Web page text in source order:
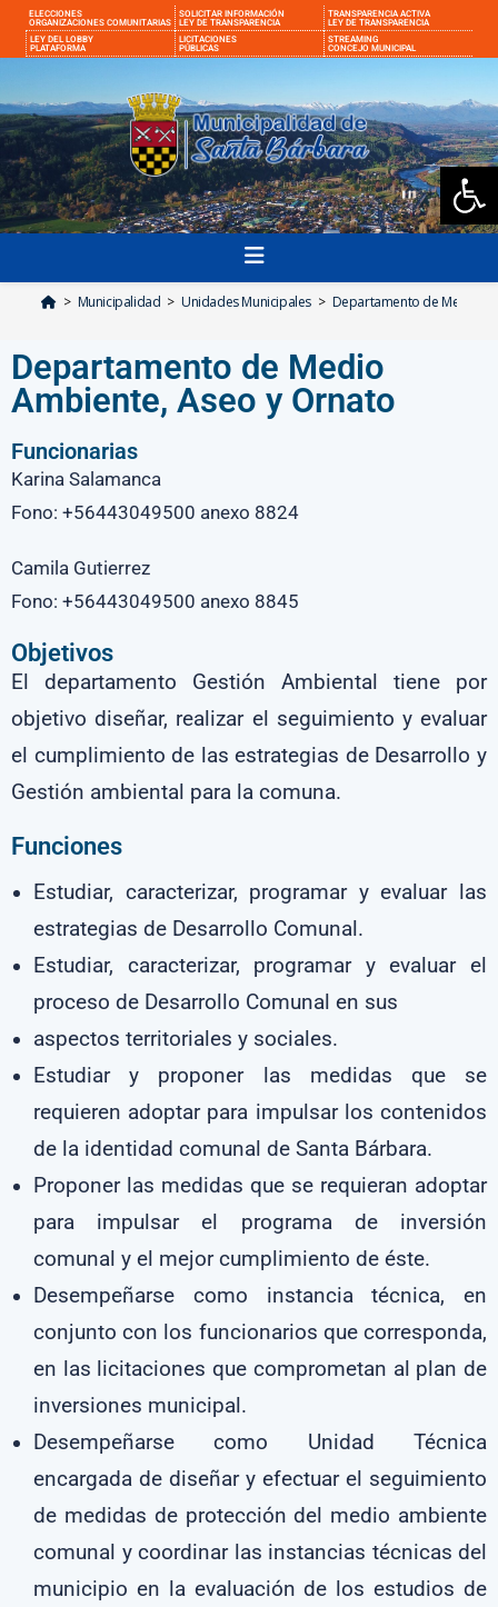
ELECCIONES
ORGANIZACIONES COMUNITARIAS
SOLICITAR INFORMACIÓN
LEY DE TRANSPARENCIA
TRANSPARENCIA ACTIVA
LEY DE TRANSPARENCIA
LEY DEL LOBBY
PLATAFORMA
LICITACIONES
PÚBLICAS
STREAMING
CONCEJO MUNICIPAL
> Municipalidad > Unidades Municipales > Departamento de Medio
Departamento de Medio
Ambiente, Aseo y Ornato
Funcionarias
Karina Salamanca
Fono: +56443049500 anexo 8824
Camila Gutierrez
Fono: +56443049500 anexo 8845
Objetivos
El departamento Gestión Ambiental tiene por
objetivo diseñar, realizar el seguimiento y evaluar
el cumplimiento de las estrategias de Desarrollo y
Gestión ambiental para la comuna.
Funciones
Estudiar, caracterizar, programar y evaluar las
estrategias de Desarrollo Comunal.
Estudiar, caracterizar, programar y evaluar el
proceso de Desarrollo Comunal en sus
aspectos territoriales y sociales.
Estudiar y proponer las medidas que se
requieren adoptar para impulsar los contenidos
de la identidad comunal de Santa Bárbara.
Proponer las medidas que se requieran adoptar
para impulsar el programa de inversión
comunal y el mejor cumplimiento de éste.
Desempeñarse como instancia técnica, en
conjunto con los funcionarios que corresponda,
en las licitaciones que comprometan al plan de
inversiones municipal.
Desempeñarse como Unidad Técnica
encargada de diseñar y efectuar el seguimiento
de medidas de protección del medio ambiente
comunal y coordinar las instancias técnicas del
municipio en la evaluación de los estudios de